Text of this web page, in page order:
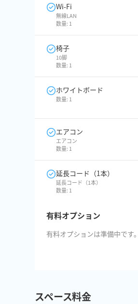
Wi-Fi
無線LAN
数量: 1
椅子
10脚
数量: 1
ホワイトボード
数量: 1
エアコン
エアコン
数量: 1
延長コード（1本）
延長コード（1本）
数量: 1
有料オプション
有料オプションは準備中です。
スペース料金